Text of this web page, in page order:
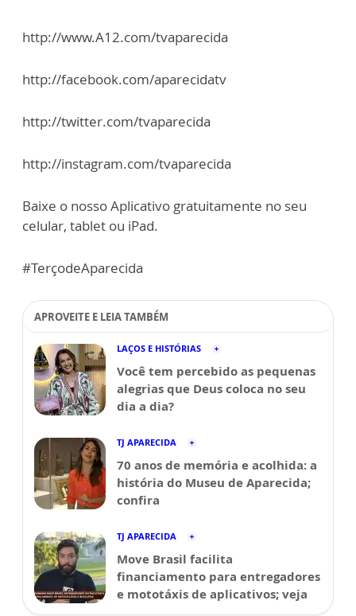
http://www.A12.com/tvaparecida
http://facebook.com/aparecidatv
http://twitter.com/tvaparecida
http://instagram.com/tvaparecida
Baixe o nosso Aplicativo gratuitamente no seu
celular, tablet ou iPad.
#TerçodeAparecida
APROVEITE E LEIA TAMBÉM
LAÇOS E HISTÓRIAS
Você tem percebido as pequenas
alegrias que Deus coloca no seu
dia a dia?
TJ APARECIDA
70 anos de memória e acolhida: a
história do Museu de Aparecida;
confira
TJ APARECIDA
Move Brasil facilita
financiamento para entregadores
e mototáxis de aplicativos; veja